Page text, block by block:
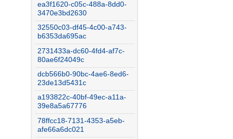
ea3f1620-c05c-488a-8dd0-
3470e3bd2630
32550c03-df45-4c00-a743-
b6353da695ac
2731433a-dc60-4fd4-af7c-
80ae6f24049c
dcb566b0-90bc-4ae6-8ed6-
23de13d5431c
a193822c-40bf-49ec-a11a-
39e8a5a67776
78ffcc18-7131-4353-a5eb-
afe66a6dc021